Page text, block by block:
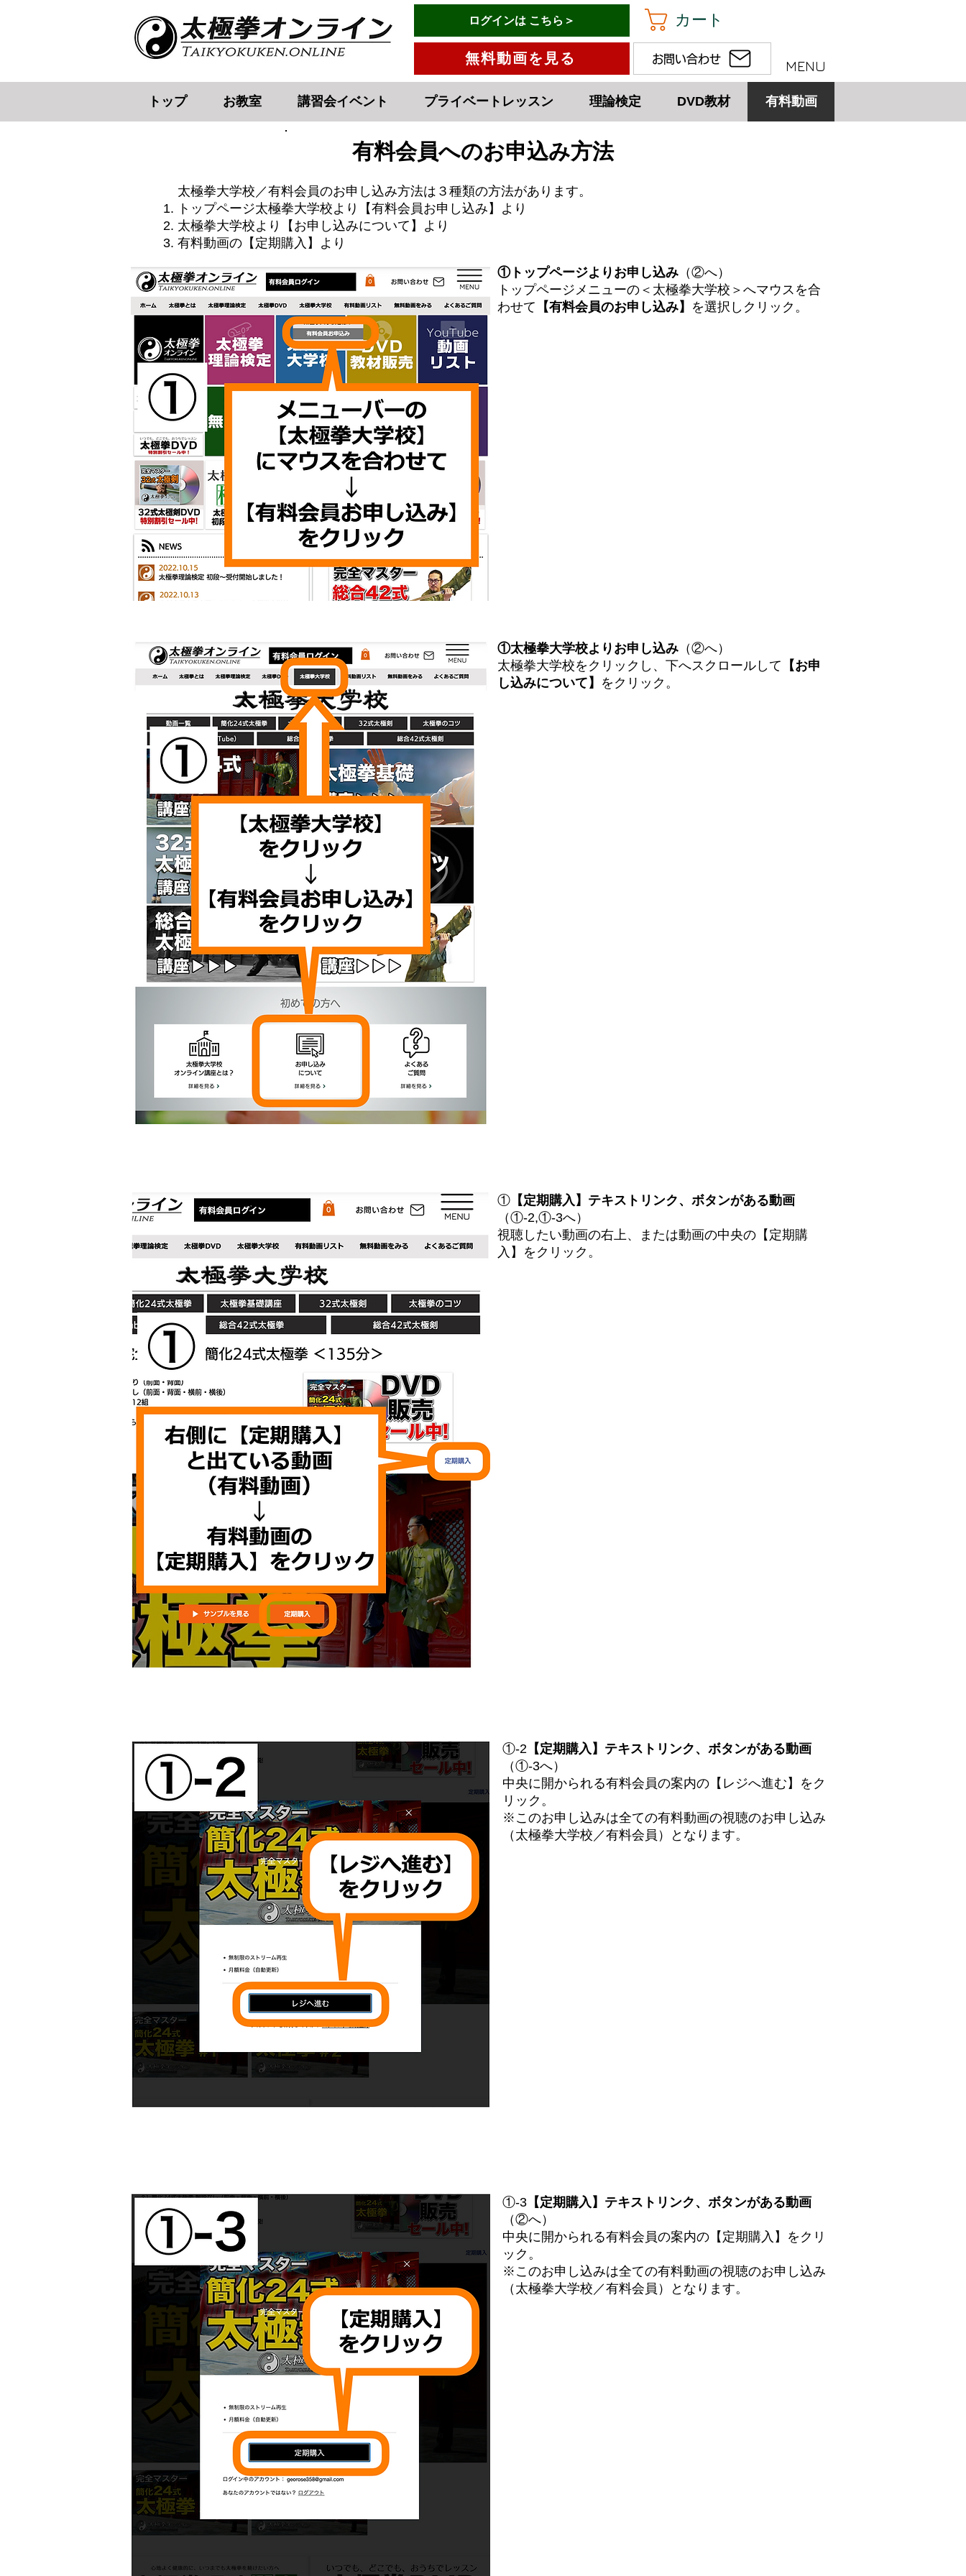
有料会員ログインはこちら→
ログインは こちら＞
無料動画を見る
カート
お問い合わせ MENU
トップ お教室 講習会イベント プライベートレッスン 理論検定 DVD教材 有料動画
有料会員へのお申込み方法
太極拳大学校／有料会員のお申し込み方法は３種類の方法があります。
トップページ太極拳大学校より【有料会員お申し込み】より
太極拳大学校より【お申し込みについて】より
​有料動画の【定期購入】より
①トップページよりお申し込み （②へ）
トップページメニューの＜太極拳大学校＞へマウスを合
わせて 【有料会員のお申し込み】 を選択しクリック。
①太極拳大学校よりお申し込み （②へ）
太極拳大学校をクリックし、下へスクロールして 【お申
し込みについて】 をクリック。
① 【定期購入】テキストリンク、ボタンがある動画
（①-2,①-3へ）
視聴したい動画の右上、または動画の中央の【定期購
入】をクリック。
①-2 【定期購入】テキストリンク、ボタンがある動画
（①-3へ）
中央に開かられる有料会員の案内の【レジへ進む】をク
リック。
​※このお申し込みは全ての有料動画の視聴のお申し込み
（太極拳大学校／有料会員）となります。
①-3 【定期購入】テキストリンク、ボタンがある動画
（②へ）
中央に開かられる有料会員の案内の【定期購入】をクリ
ック。
※このお申し込みは全ての有料動画の視聴のお申し込み
（太極拳大学校／有料会員）となります。